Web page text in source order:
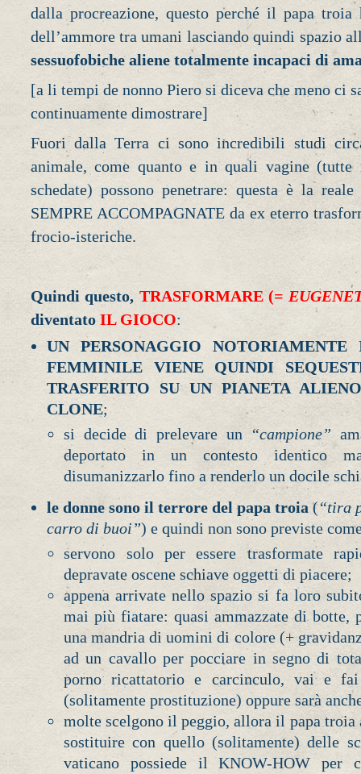
dalla procreazione, questo perché il papa
dell’ammore tra umani lasciando quindi spazio
sessuofobiche aliene totalmente incapaci di
[a li tempi de nonno Piero si diceva che meno ci
continuamente dimostrare]
Fuori dalla Terra ci sono incredibili studi
animale, come quanto e in quali vagine (tutte
schedate) possono penetrare: questa è la
SEMPRE ACCOMPAGNATE da ex eterro
frocio-isteriche.
Quindi questo, TRASFORMARE (=
diventato IL GIOCO:
UN PERSONAGGIO
FEMMINILE VIENE QUINDI
TRASFERITO SU UN PIANETA
CLONE;
si decide di prelevare un
“campione”
deportato in un contesto identico
disumanizzarlo fino a renderlo un docile
le donne sono il terrore del papa troia (“tira
carro di buoi”) e quindi non sono previste
servono solo per essere trasformate
depravate oscene schiave oggetti di piacere;
appena arrivate nello spazio si fa loro
mai più fiatare: quasi ammazzate di botte,
una mandria di uomini di colore (+
ad un cavallo per pocciare in segno di
porno ricattatorio e carcinculo, vai e
(solitamente prostituzione) oppure sarà
molte scelgono il peggio, allora il papa
sostituire con quello (solitamente) delle
vaticano possiede il KNOW-HOW per